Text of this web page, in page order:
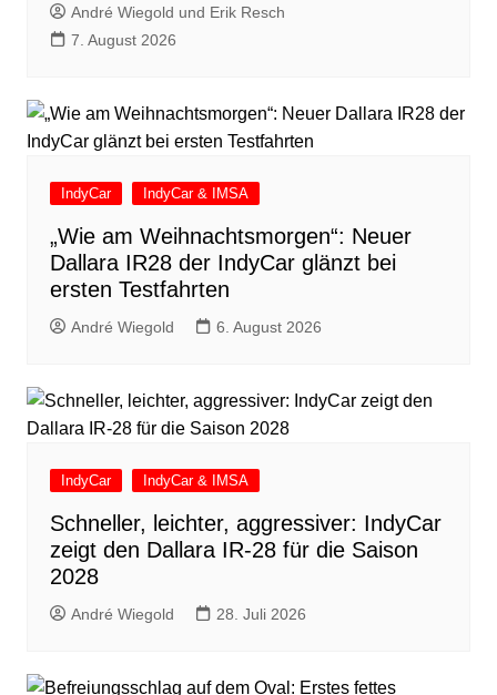
André Wiegold und Erik Resch
7. August 2026
IndyCar IndyCar & IMSA
„Wie am Weihnachtsmorgen“: Neuer
Dallara IR28 der IndyCar glänzt bei
ersten Testfahrten
André Wiegold 6. August 2026
IndyCar IndyCar & IMSA
Schneller, leichter, aggressiver: IndyCar
zeigt den Dallara IR-28 für die Saison
2028
André Wiegold 28. Juli 2026